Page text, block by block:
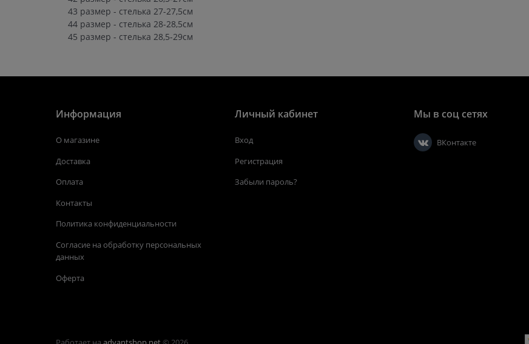
43 размер - стелька 27-27,5см
44 размер - стелька 28-28,5см
45 размер - стелька 28,5-29см
Информация
О магазине
Доставка
Оплата
Контакты
Политика конфиденциальности
Согласие на обработку персональных
данных
Оферта
Личный кабинет
Вход
Регистрация
Забыли пароль?
Мы в соц сетях
ВКонтакте